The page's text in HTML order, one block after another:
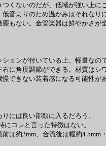
くないのだが、低域が強い上に
音よりのため温かみはそれなり
もない。金管楽器は鮮やかさが
ョンが付いている上、軽量なの
に角度調節ができる。材質はシ
できない装着感になる可能性があ
には良い部類に入るだろう。
コレと言った特徴はない。
約2mm、合流後は幅約4.5mm